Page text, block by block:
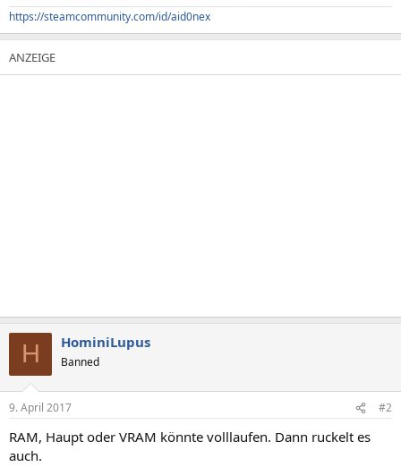
https://steamcommunity.com/id/aid0nex
H HominiLupus
Banned
9. April 2017 #2
RAM, Haupt oder VRAM könnte volllaufen. Dann ruckelt es
auch.